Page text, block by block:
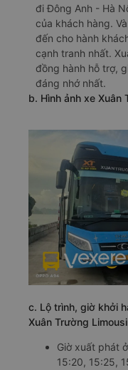
đi Đông Anh - Hà
của khách hàng.
đến cho hành
cạnh tranh nhất.
đồng hành hỗ trợ,
đáng nhớ nhất.
b. Hình ảnh xe Xuân
c. Lộ trình, giờ khởi
Xuân Trường
Giờ xuất phát
15:20, 15:25,